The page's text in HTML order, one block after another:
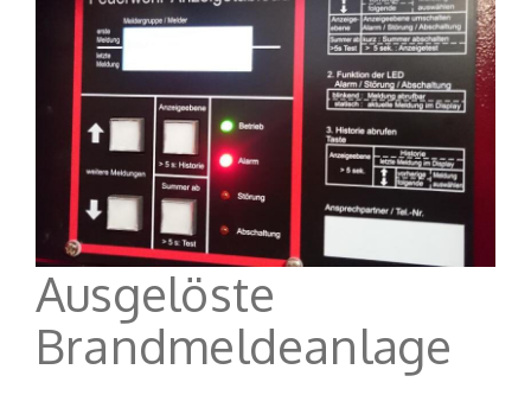
Ausgelöste
Brandmeldeanlage